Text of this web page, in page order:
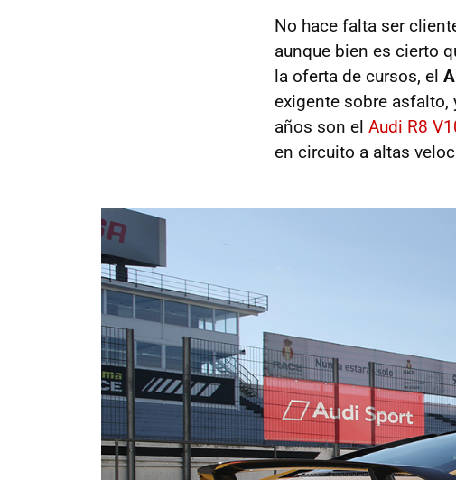
No hace falta ser
aunque bien es cierto
la oferta de cursos, el
exigente sobre
años son el Audi R8
en circuito a altas